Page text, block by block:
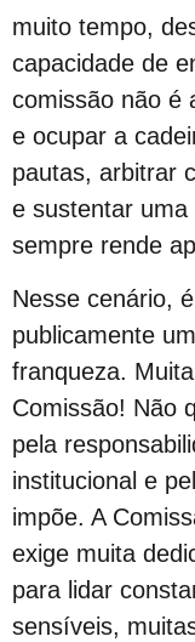
muito tempo,
capacidade de
comissão não é
e ocupar a
pautas, arbitrar
e sustentar uma
sempre rende
Nesse cenário,
publicamente
franqueza.
Comissão! Não
pela
institucional e
impõe. A
exige muita
para lidar
sensíveis,